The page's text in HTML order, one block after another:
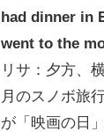
had dinner in
went to the
リサ：夕方、
月のスノボ旅
が「映画の日